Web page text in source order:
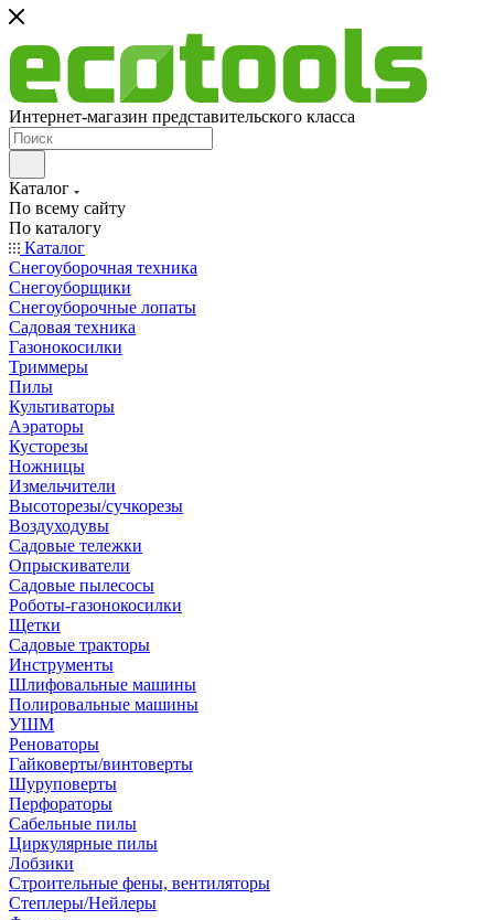
Интернет-магазин представительского класса
Каталог
По всему сайту
По каталогу
Каталог
Снегоуборочная техника
Снегоуборщики
Снегоуборочные лопаты
Садовая техника
Газонокосилки
Триммеры
Пилы
Культиваторы
Аэраторы
Кусторезы
Ножницы
Измельчители
Высоторезы/сучкорезы
Воздуходувы
Садовые тележки
Опрыскиватели
Садовые пылесосы
Роботы-газонокосилки
Щетки
Садовые тракторы
Инструменты
Шлифовальные машины
Полировальные машины
УШМ
Реноваторы
Гайковерты/винтоверты
Шуруповерты
Перфораторы
Сабельные пилы
Циркулярные пилы
Лобзики
Строительные фены, вентиляторы
Степлеры/Нейлеры